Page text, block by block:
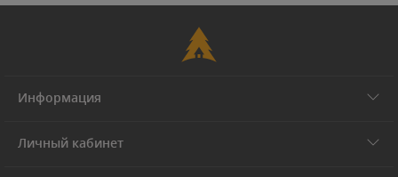
Информация
Личный кабинет